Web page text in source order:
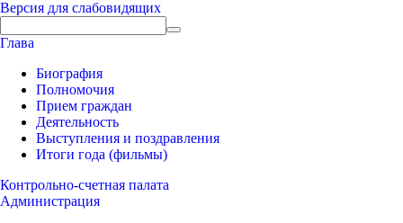
Версия для слабовидящих
Глава
Биография
Полномочия
Прием граждан
Деятельность
Выступления и поздравления
Итоги года (фильмы)
Контрольно-счетная палата
Администрация